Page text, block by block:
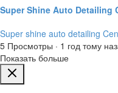
Super Shine Auto Detailing
Super shine auto detailing
5 Просмотры · 1 год тому
Показать больше